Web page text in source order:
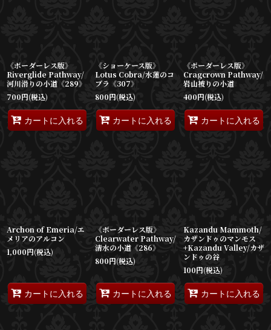
《ボーダーレス版》
Riverglide Pathway/
河川滑りの小道《289》
700円(税込)
カートに入れる
《ショーケース版》
Lotus Cobra/水蓮のコ
ブラ《307》
800円(税込)
カートに入れる
《ボーダーレス版》
Cragcrown Pathway/
岩山被りの小道
400円(税込)
カートに入れる
Archon of Emeria/エ
メリアのアルコン
1,000円(税込)
カートに入れる
《ボーダーレス版》
Clearwater Pathway/
清水の小道《286》
800円(税込)
カートに入れる
Kazandu Mammoth/
カザンドゥのマンモス
+Kazandu Valley/カザ
ンドゥの谷
100円(税込)
カートに入れる